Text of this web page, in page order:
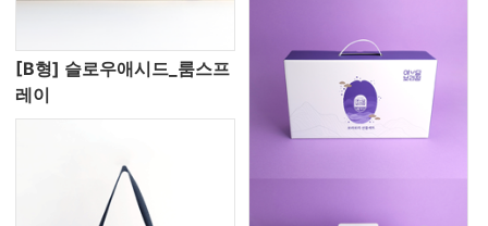
[B형] 슬로우애시드_룸스프
레이